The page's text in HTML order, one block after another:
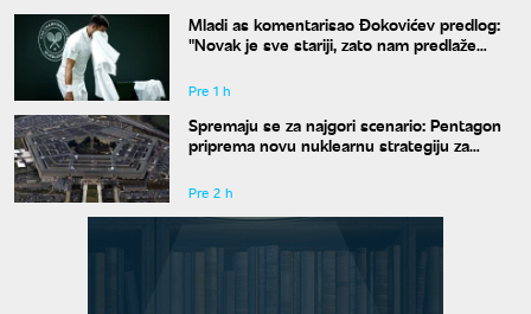
Mladi as komentarisao Đokovićev predlog:
"Novak je sve stariji, zato nam predlaže
Pre 1 h
Spremaju se za najgori scenario: Pentagon
priprema novu nuklearnu strategiju za
Pre 2 h